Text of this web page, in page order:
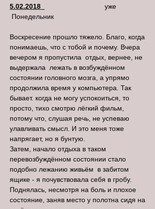
5.02.2018
уже
Понедельник
Воскресение прошло тяжело. Благо, когда
понимаешь, что с тобой и почему. Вчера
вечером я пропустила отдых, вернее, не
выдержала лежать в возбуждённом
состоянии головного мозга, а упрямо
продолжила время у компьютера. Так
бывает. когда не могу успокоиться, то
просто, тихо смотрю лёгкий фильм,
потому что, слушая речь, не успеваю
улавливать смысл. И это меня тоже
напрягает, но я бунтую.
Затем, начало отдыха в таком
перевозбуждённом состоянии стало
подобно лежанию живьём в забитом
ящике - я почувствовала себя в гробу.
Поднялась, несмотря на боль и плохое
состояние, заняв место у полотна сидя на